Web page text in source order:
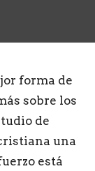
forma de
sobre los
de
una
está